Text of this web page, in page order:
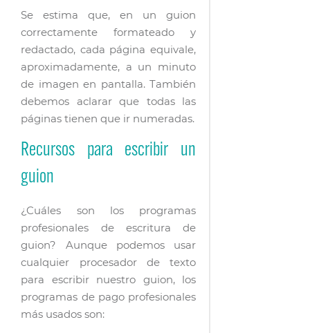
Se estima que, en un guion
correctamente formateado y
redactado, cada página equivale,
aproximadamente, a un minuto
de imagen en pantalla. También
debemos aclarar que todas las
páginas tienen que ir numeradas.
Recursos para escribir un
guion
¿Cuáles son los programas
profesionales de escritura de
guion? Aunque podemos usar
cualquier procesador de texto
para escribir nuestro guion, los
programas de pago profesionales
más usados son: